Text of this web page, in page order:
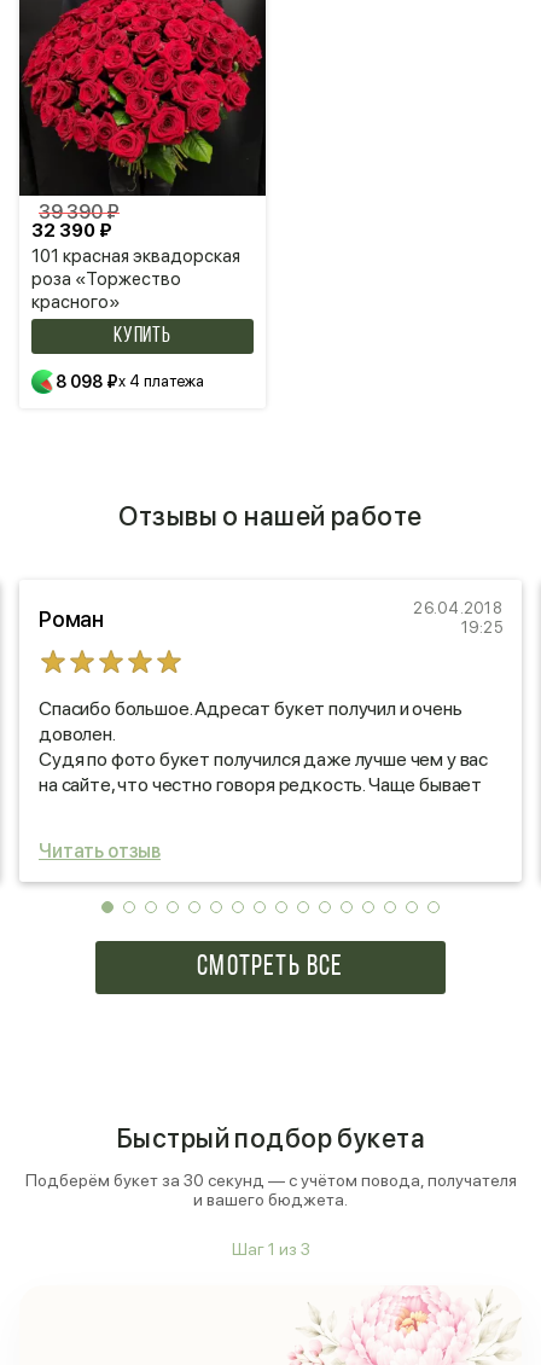
101 красная эквадорская
роза «Торжество
красного»
32 390 ₽
39 390 ₽
КУПИТЬ
8 098 ₽x 4 платежа
Отзывы о нашей работе
Роман
26.04.2018
19:25
Спасибо большое. Адресат букет получил и очень
доволен.
Судя по фото букет получился даже лучше чем у вас
на сайте, что честно говоря редкость. Чаще бывает
Читать отзыв
СМОТРЕТЬ ВСЕ
Быстрый подбор букета
Подберём букет за 30 секунд — с учётом повода, получателя
и вашего бюджета.
Шаг1 из 3